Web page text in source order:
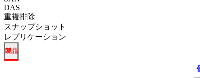
DAS
重複排除
スナップショット
レプリケーション
製品